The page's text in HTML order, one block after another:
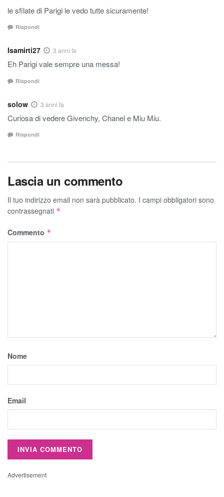
le sfilate di Parigi le vedo tutte sicuramente!
Rispondi
Isamirti27 3 anni fa
Eh Parigi vale sempre una messa!
Rispondi
solow 3 anni fa
Curiosa di vedere Givenchy, Chanel e Miu Miu.
Rispondi
Lascia un commento
Il tuo indirizzo email non sarà pubblicato. I campi obbligatori sono
contrassegnati *
Commento *
Nome
Email
Advertisement